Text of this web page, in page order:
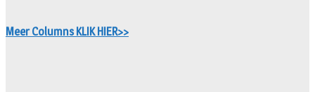
Meer Columns KLIK HIER>>